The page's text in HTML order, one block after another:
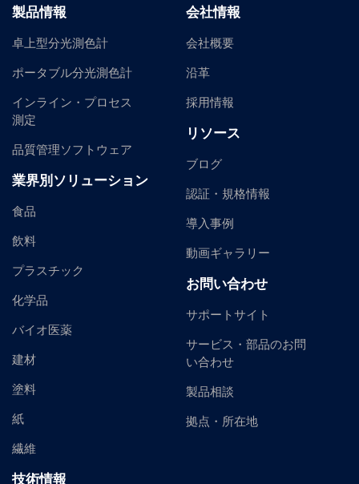
製品情報
卓上型分光測色計
ポータブル分光測色計
インライン・プロセス
測定
品質管理ソフトウェア
業界別ソリューション
食品
飲料
プラスチック
化学品
バイオ医薬
建材
塗料
紙
繊維
技術情報
会社情報
会社概要
沿革
採用情報
リソース
ブログ
認証・規格情報
導入事例
動画ギャラリー
お問い合わせ
サポートサイト
サービス・部品のお問
い合わせ
製品相談
拠点・所在地